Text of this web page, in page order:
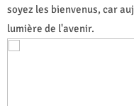
soyez les bienvenus, car
lumière de l'avenir.